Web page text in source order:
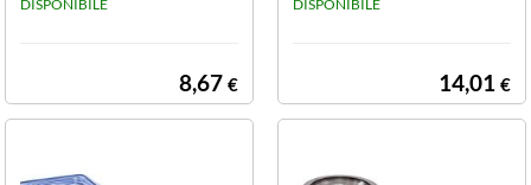
TO 15X40CM 5
DISPONIBILE
8,67 €
25X35CM 50P
DISPONIBILE
14,01 €